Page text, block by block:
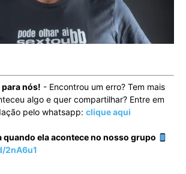
nós! - Encontrou um erro? Tem mais
algo e quer compartilhar? Entre em
pelo whatsapp: clique aqui
quando ela acontece no nosso grupo
2nA6u1